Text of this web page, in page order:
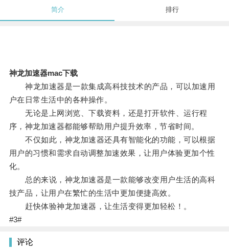
简介 排行
神龙加速器mac下载
神龙加速器是一款集成高科技技术的产品，可以加速用
户在日常生活中的各种操作。
无论是上网浏览、下载资料，还是打开软件、运行程
序，神龙加速器都能够帮助用户提升效率，节省时间。
不仅如此，神龙加速器还具有智能化的功能，可以根据
用户的习惯和需求自动调整加速效果，让用户体验更加个性
化。
总的来说，神龙加速器是一款能够改变用户生活的高科
技产品，让用户在繁忙的生活中更加便捷高效。
赶快体验神龙加速器，让生活变得更加轻松！。
#3#
评论